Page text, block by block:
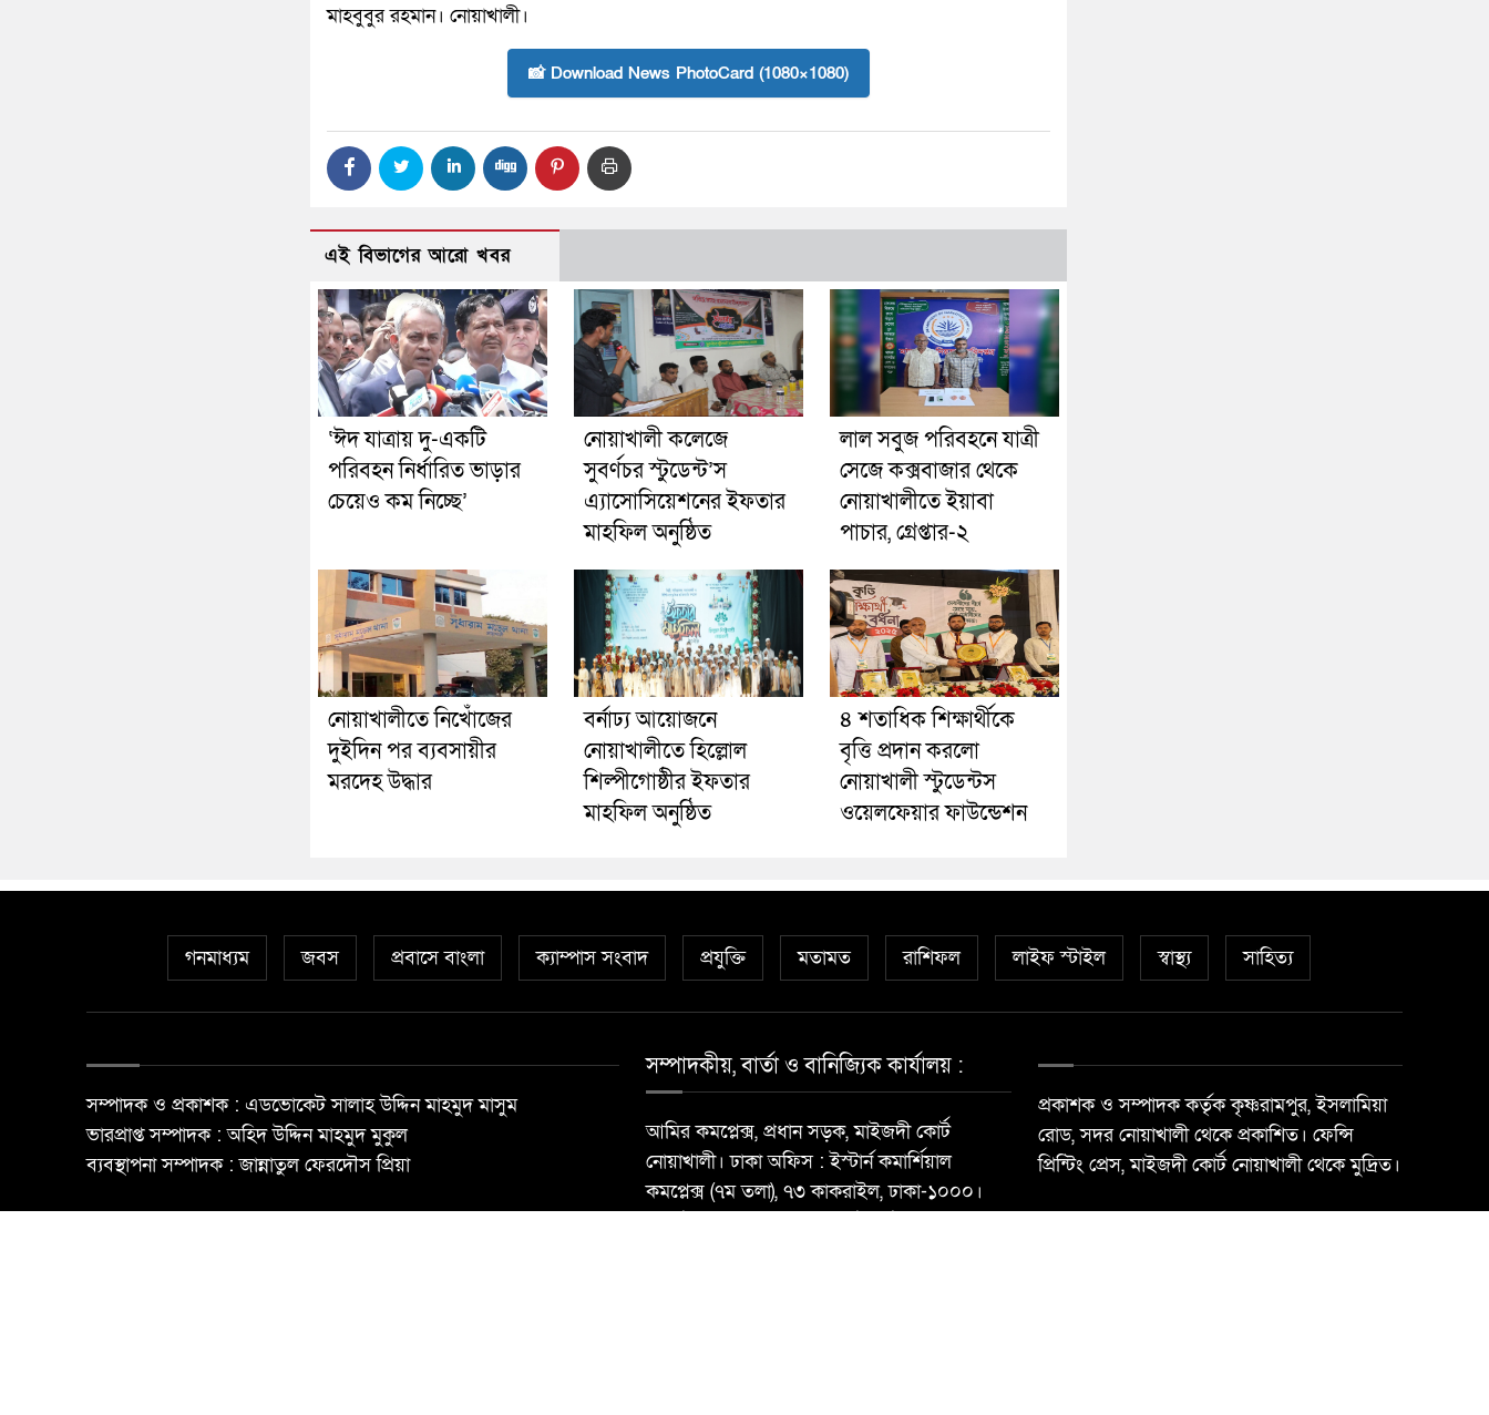
মাহবুবুর রহমান। নোয়াখালী।
📸 Download News PhotoCard (1080×1080)
এই বিভাগের আরো খবর
‘ঈদ যাত্রায় দু-একটি
পরিবহন নির্ধারিত ভাড়ার
চেয়েও কম নিচ্ছে’
নোয়াখালী কলেজে
সুবর্ণচর স্টুডেন্ট’স
এ্যাসোসিয়েশনের ইফতার
মাহফিল অনুষ্ঠিত
লাল সবুজ পরিবহনে যাত্রী
সেজে কক্সবাজার থেকে
নোয়াখালীতে ইয়াবা
পাচার, গ্রেপ্তার-২
নোয়াখালীতে নিখোঁজের
দুইদিন পর ব্যবসায়ীর
মরদেহ উদ্ধার
বর্নাঢ্য আয়োজনে
নোয়াখালীতে হিল্লোল
শিল্পীগোষ্ঠীর ইফতার
মাহফিল অনুষ্ঠিত
৪ শতাধিক শিক্ষার্থীকে
বৃত্তি প্রদান করলো
নোয়াখালী স্টুডেন্টস
ওয়েলফেয়ার ফাউন্ডেশন
গনমাধ্যম জবস প্রবাসে বাংলা ক্যাম্পাস সংবাদ প্রযুক্তি মতামত রাশিফল লাইফ স্টাইল স্বাস্থ্য সাহিত্য
সম্পাদক ও প্রকাশক : এডভোকেট সালাহ উদ্দিন মাহমুদ মাসুম
ভারপ্রাপ্ত সম্পাদক : অহিদ উদ্দিন মাহমুদ মুকুল
ব্যবস্থাপনা সম্পাদক : জান্নাতুল ফেরদৌস প্রিয়া
সম্পাদকীয়, বার্তা ও বানিজ্যিক কার্যালয় :
আমির কমপ্লেক্স, প্রধান সড়ক, মাইজদী কোর্ট
নোয়াখালী। ঢাকা অফিস : ইস্টার্ন কমার্শিয়াল
কমপ্লেক্স (৭ম তলা), ৭৩ কাকরাইল, ঢাকা-১০০০।
প্রকাশক ও সম্পাদক কর্তৃক কৃষ্ণরামপুর, ইসলামিয়া
রোড, সদর নোয়াখালী থেকে প্রকাশিত। ফেন্সি
প্রিন্টিং প্রেস, মাইজদী কোর্ট নোয়াখালী থেকে মুদ্রিত।